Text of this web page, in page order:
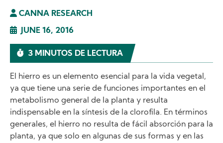
CANNA RESEARCH
JUNE 16, 2016
3 MINUTOS DE LECTURA
El hierro es un elemento esencial para la vida vegetal,
ya que tiene una serie de funciones importantes en el
metabolismo general de la planta y resulta
indispensable en la síntesis de la clorofila. En términos
generales, el hierro no resulta de fácil absorción para la
planta, ya que solo en algunas de sus formas y en las